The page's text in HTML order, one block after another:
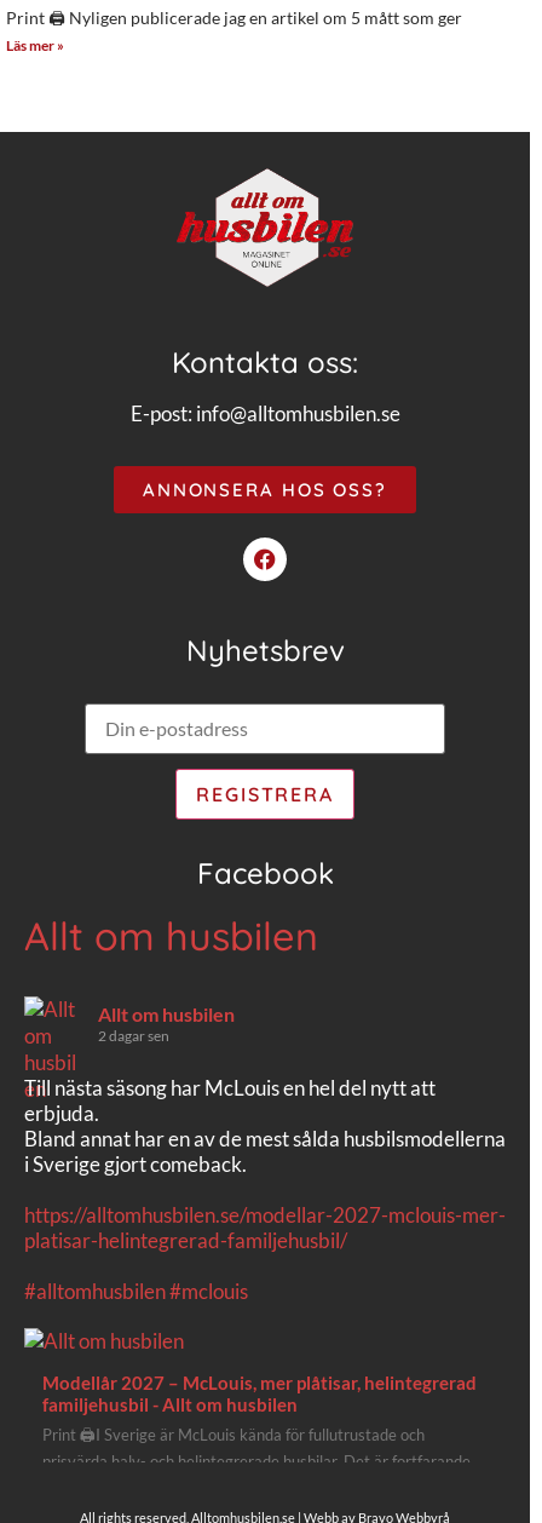
Print 🖨 Nyligen publicerade jag en artikel om 5 mått som ger
Läs mer »
Kontakta oss:
E-post: info@alltomhusbilen.se
ANNONSERA HOS OSS?
Nyhetsbrev
Facebook
Allt om husbilen
Allt om husbilen
2 dagar sen
Till nästa säsong har McLouis en hel del nytt att
erbjuda.
Bland annat har en av de mest sålda husbilsmodellerna
i Sverige gjort comeback.
https://alltomhusbilen.se/modellar-2027-mclouis-mer-
platisar-helintegrerad-familjehusbil/
#alltomhusbilen#mclouis
Modellår 2027 – McLouis, mer plåtisar, helintegrerad
familjehusbil - Allt om husbilen
Print 🖨I Sverige är McLouis kända för fullutrustade och
prisvärda halv- och helintegrerade husbilar. Det är fortfarande
plåtisutbud lite extra kärlek med hela 3 nya utrustningsnivåer.
All rights reserved, Alltomhusbilen.se | Webb av Bravo Webbyrå